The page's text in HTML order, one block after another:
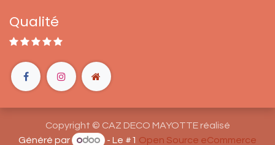
Qualité
Copyright © CAZ DECO MAYOTTE réalisé
Généré par
- Le #1 Open Source eCommerce